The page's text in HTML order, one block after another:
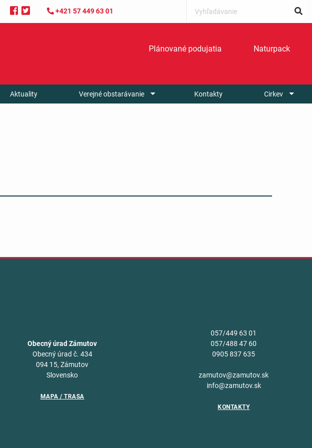
+421 57 449 63 01
Plánované podujatia Naturpack
Aktuality Verejné obstarávanie Kontakty Cirkev
Obecný úrad Zámutov
Obecný úrad č. 434
094 15, Zámutov
Slovensko
MAPA / TRASA
057/449 63 01
057/488 47 60
0905 837 635
zamutov@zamutov.sk
info@zamutov.sk
KONTAKTY